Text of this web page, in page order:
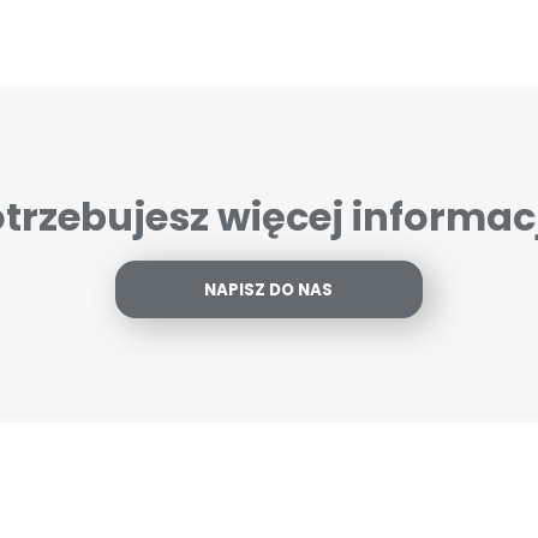
więcej
NAPISZ DO NAS